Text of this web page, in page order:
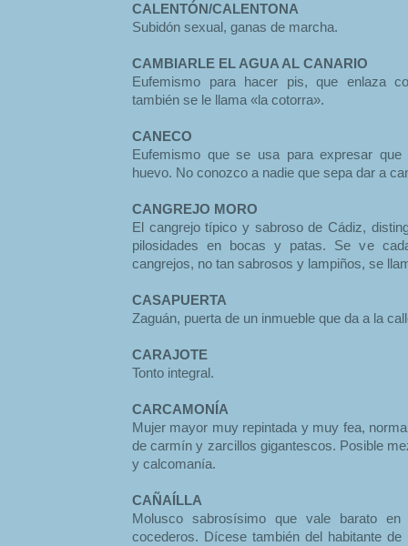
CALENTÓN/CALENTONA
Subidón sexual, ganas de marcha.
CAMBIARLE EL AGUA AL CANARIO
Eufemismo para hacer pis, que enlaza
también se le llama «la cotorra».
CANECO
Eufemismo que se usa para expresar
huevo. No conozco a nadie que sepa dar a
CANGREJO MORO
El cangrejo típico y sabroso de Cádiz,
pilosidades en bocas y patas. Se ve
cangrejos, no tan sabrosos y lampiños, se
CASAPUERTA
Zaguán, puerta de un inmueble que da a la
CARAJOTE
Tonto integral.
CARCAMONÍA
Mujer mayor muy repintada y muy fea,
de carmín y zarcillos gigantescos. Posible
y calcomanía.
CAÑAÍLLA
Molusco sabrosísimo que vale barato
cocederos. Dícese también del habitante